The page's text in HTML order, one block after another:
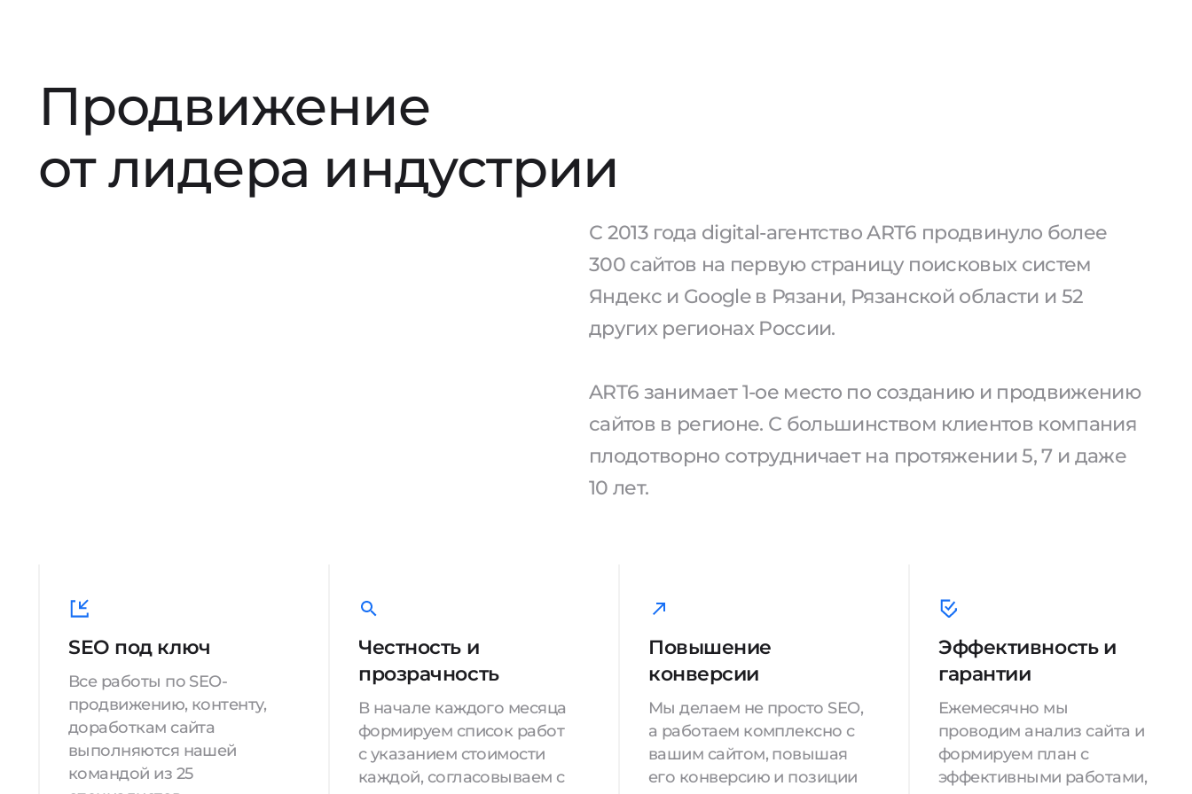
Продвижение
от лидера индустрии
С 2013 года digital-агентство ART6 продвинуло более
300 сайтов на первую страницу поисковых систем
Яндекс и Google в Рязани, Рязанской области и 52
других регионах России.
ART6 занимает 1-ое место по созданию и продвижению
сайтов в регионе. С большинством клиентов компания
плодотворно сотрудничает на протяжении 5, 7 и даже
10 лет.
SEO под ключ
Все работы по SEO-
продвижению, контенту,
доработкам сайта
выполняются нашей
командой из 25
Честность и
прозрачность
В начале каждого месяца
формируем список работ
с указанием стоимости
каждой, согласовываем с
Повышение
конверсии
Мы делаем не просто SEO,
а работаем комплексно с
вашим сайтом, повышая
его конверсию и позиции
Эффективность и
гарантии
Ежемесячно мы
проводим анализ сайта и
формируем план с
эффективными работами,